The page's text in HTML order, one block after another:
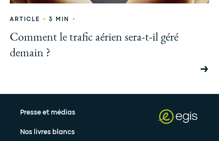
ARTICLE • 3 MIN •
Comment le trafic aérien sera-t-il géré
demain ?
Presse et médias
Nos livres blancs